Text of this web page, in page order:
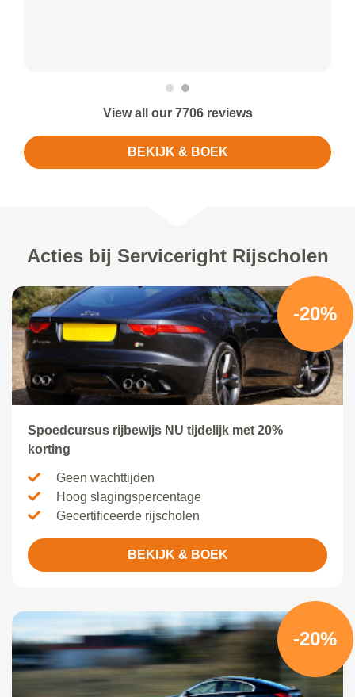
View all our 7706 reviews
BEKIJK & BOEK
Acties bij Serviceright Rijscholen
-20%
Spoedcursus rijbewijs NU tijdelijk met 20%
korting
Geen wachttijden
Hoog slagingspercentage
Gecertificeerde rijscholen
BEKIJK & BOEK
-20%